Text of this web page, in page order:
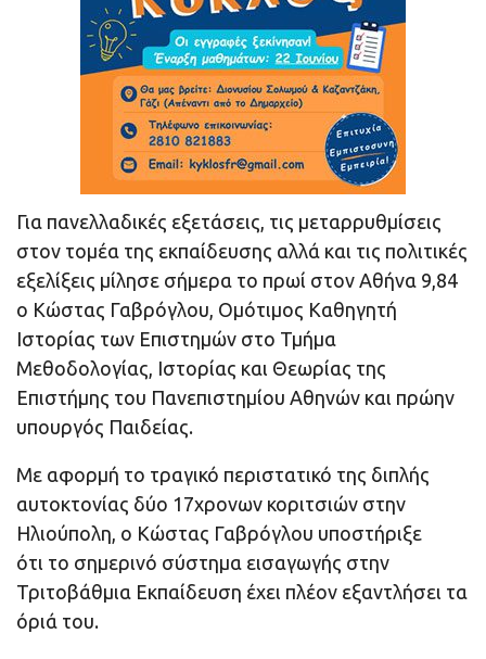
Για πανελλαδικές εξετάσεις, τις μεταρρυθμίσεις
στον τομέα της εκπαίδευσης αλλά και τις πολιτικές
εξελίξεις μίλησε σήμερα το πρωί στον Αθήνα 9,84
ο Κώστας Γαβρόγλου, Ομότιμος Καθηγητή
Ιστορίας των Επιστημών στο Τμήμα
Μεθοδολογίας, Ιστορίας και Θεωρίας της
Επιστήμης του Πανεπιστημίου Αθηνών και πρώην
υπουργός Παιδείας.
Με αφορμή το τραγικό περιστατικό της διπλής
αυτοκτονίας δύο 17χρονων κοριτσιών στην
Ηλιούπολη, ο Κώστας Γαβρόγλου υποστήριξε
ότι το σημερινό σύστημα εισαγωγής στην
Τριτοβάθμια Εκπαίδευση έχει πλέον εξαντλήσει τα
όριά του.